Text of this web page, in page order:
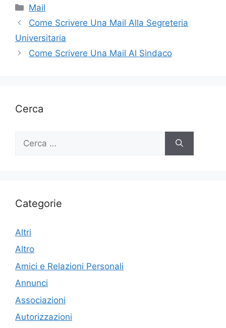
Categorie
Mail
Come Scrivere Una Mail Alla Segreteria
Universitaria
Come Scrivere Una Mail Al Sindaco
Cerca
per:
Categorie
Altri
Altro
Amici e Relazioni Personali
Annunci
Associazioni
Autorizzazioni